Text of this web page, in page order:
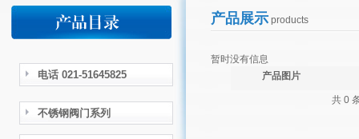
电话 021-51645825
不锈钢阀门系列
产品展示products
暂时没有信息
产品图片
共 0